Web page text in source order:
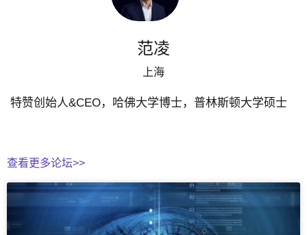
范凌
上海
特赞创始人&CEO，哈佛大学博士，普林斯顿大学硕士
查看更多论坛>>